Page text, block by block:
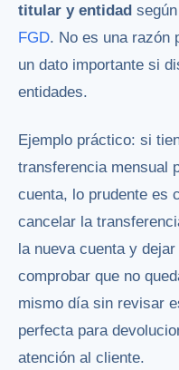
titular y entidad
FGD. No es una razón
un dato importante si
entidades.
Ejemplo práctico: si
transferencia mensual
cuenta, lo prudente es
cancelar la
la nueva cuenta y
comprobar que no
mismo día sin revisar
perfecta para
atención al cliente.